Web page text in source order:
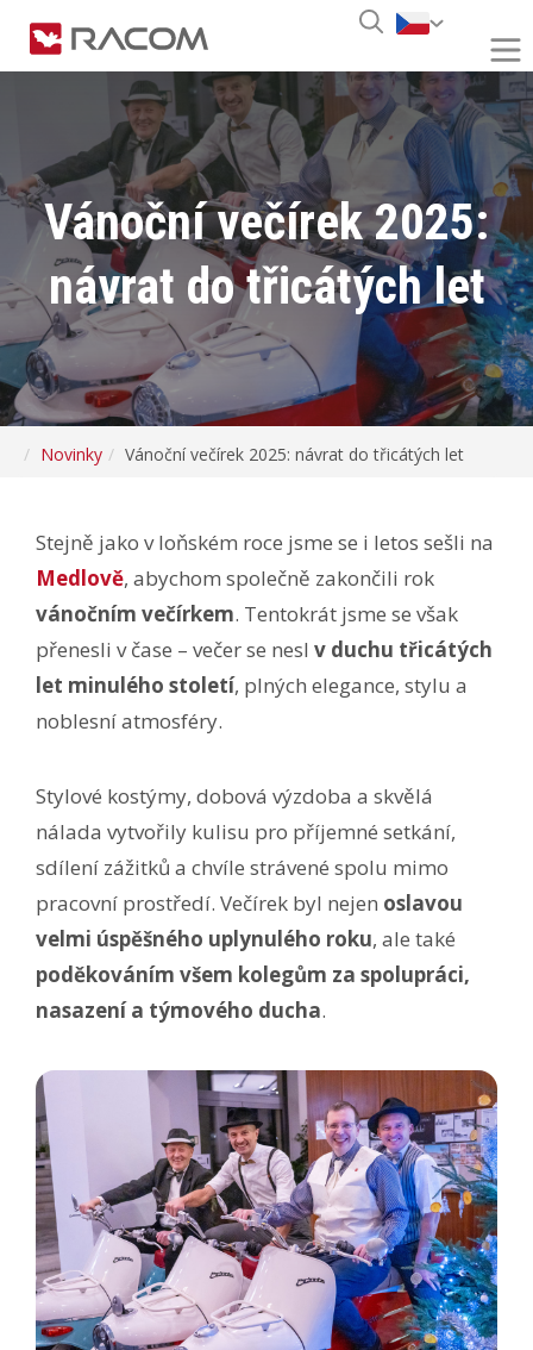
Vánoční večírek 2025:
návrat do třicátých let
Novinky Vánoční večírek 2025: návrat do třicátých let
Stejně jako v loňském roce jsme se i letos sešli na
Medlově, abychom společně zakončili rok
vánočním večírkem. Tentokrát jsme se však
přenesli v čase – večer se nesl v duchu třicátých
let minulého století, plných elegance, stylu a
noblesní atmosféry.
Stylové kostýmy, dobová výzdoba a skvělá
nálada vytvořily kulisu pro příjemné setkání,
sdílení zážitků a chvíle strávené spolu mimo
pracovní prostředí. Večírek byl nejen oslavou
velmi úspěšného uplynulého roku, ale také
poděkováním všem kolegům za spolupráci,
nasazení a týmového ducha.